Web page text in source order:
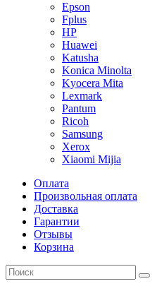
Epson
Fplus
HP
Huawei
Katusha
Konica Minolta
Kyocera Mita
Lexmark
Pantum
Ricoh
Samsung
Xerox
Xiaomi Mijia
Оплата
Произвольная оплата
Доставка
Гарантии
Отзывы
Корзина